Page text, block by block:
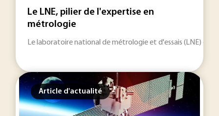
Le LNE, pilier de l'expertise en
métrologie
Le laboratoire national de métrologie et d'essais (LNE)
Article d'actualité